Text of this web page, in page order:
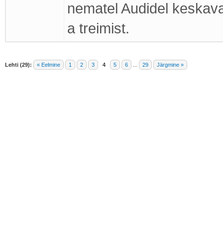
nematel Audidel
a treimist.
Lehti (29): « Eelmine 1 2 3 4 5 6 29 Järgmine »